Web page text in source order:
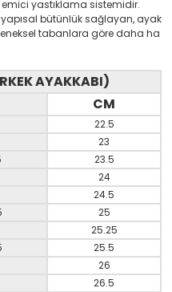
yastıklama sistemidir.
bütünlük sağlayan, ayak
tabanlara göre daha ha
AYAKKABI)
CM
22.5
23
23.5
24
24.5
25
25.25
25.5
26
26.5